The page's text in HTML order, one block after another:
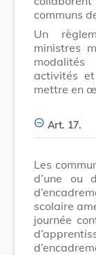
communs
Un
ministres
activités
mettre en
Art. 17.
Les
d’une ou
scolaire
journée